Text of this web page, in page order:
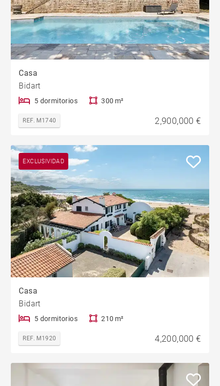
Casa
Bidart
5 dormitorios 300 m²
REF. M1740 2,900,000 €
EXCLUSIVIDAD
Casa
Bidart
5 dormitorios 210 m²
REF. M1920 4,200,000 €